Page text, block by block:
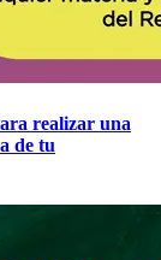
realizar una
de tu